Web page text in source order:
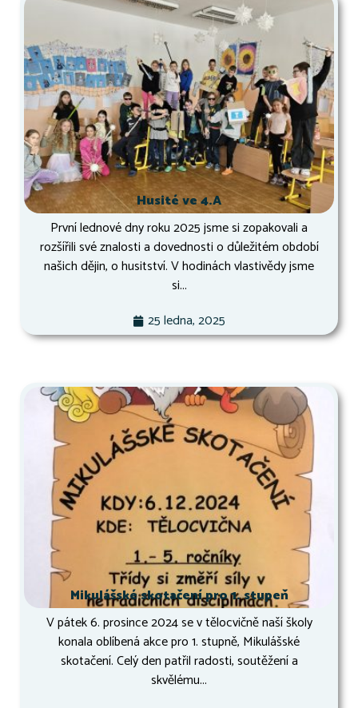
Husité ve 4.A
První lednové dny roku 2025 jsme si zopakovali a
rozšířili své znalosti a dovednosti o důležitém období
našich dějin, o husitství. V hodinách vlastivědy jsme
si...
25 ledna, 2025
Mikulášské skotačení pro 1. stupeň
V pátek 6. prosince 2024 se v tělocvičně naší školy
konala oblíbená akce pro 1. stupně, Mikulášské
skotačení. Celý den patřil radosti, soutěžení a
skvělému...